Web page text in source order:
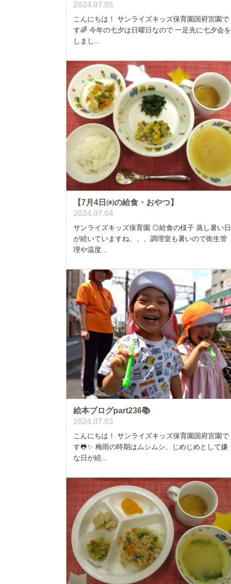
2024.07.05
こんにちは！ サンライズキッズ保育園国府宮園で
す🌈 今年の七夕は日曜日なので 一足先に七夕会を
しまし...
【7月4日㈭の給食・おやつ】
2024.07.04
サンライズキッズ保育園 ◎給食の様子 蒸し暑い日
が続いていますね、、、調理室も暑いので衛生管
理や温度...
絵本ブログpart236📚
2024.07.03
こんにちは！ サンライズキッズ保育園国府宮園で
す🐸✨ 梅雨の時期はムシムシ、じめじめとして嫌
な日が続...